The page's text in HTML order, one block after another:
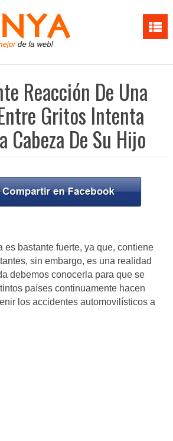
Reacción De Una
Gritos Intenta
Cabeza De Su Hijo
es bastante fuerte, ya que, contiene
sin embargo, es una realidad
debemos conocerla para que se
países continuamente hacen
los accidentes automovilísticos a